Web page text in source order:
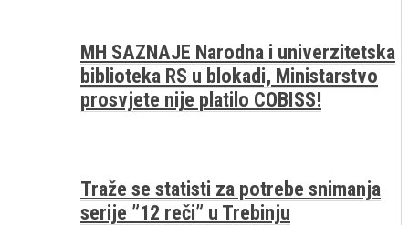
MH SAZNAJE Narodna i univerzitetska
biblioteka RS u blokadi, Ministarstvo
prosvjete nije platilo COBISS!
Traže se statisti za potrebe snimanja
serije ”12 reči” u Trebinju